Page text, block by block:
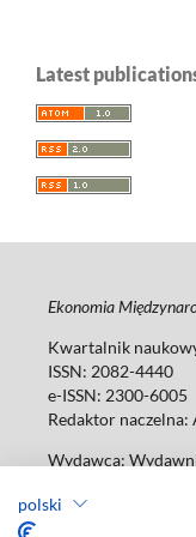
polski
Latest
Ekonomia
Kwartalnik
ISSN: 2082-4440
e-ISSN: 2300-6005
Redaktor naczelna:
Wydawca:
Tel.: 42 235 01 65,